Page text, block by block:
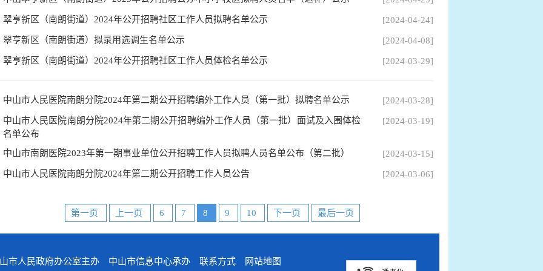
翠亨新区（南朗街道）2024年公开招聘社区工作人员拟聘名单公示 [2024-04-24]
翠亨新区（南朗街道）拟录用选调生名单公示 [2024-04-08]
翠亨新区（南朗街道）2024年公开招聘社区工作人员体检名单公示 [2024-03-29]
中山市人民医院南朗分院2024年第二期公开招聘编外工作人员（第一批）拟聘名单公示 [2024-03-28]
中山市人民医院南朗分院2024年第二期公开招聘编外工作人员（第一批）面试及入围体检
名单公布
[2024-03-19]
中山市南朗医院2023年第一期事业单位公开招聘工作人员拟聘人员名单公布（第二批） [2024-03-15]
中山市人民医院南朗分院2024年第二期公开招聘工作人员公告 [2024-03-06]
第一页 上一页 6 7 8 9 10 下一页 最后一页
市人民政府办公室主办 中山市信息中心承办 联系方式 网站地图